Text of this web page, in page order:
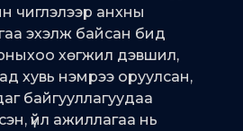
чиглэлээр анхны
эхэлж байсан бид
хөгжил дэвшил,
хувь нэмрээ оруулсан,
байгууллагуудаа
үйл ажиллагаа нь